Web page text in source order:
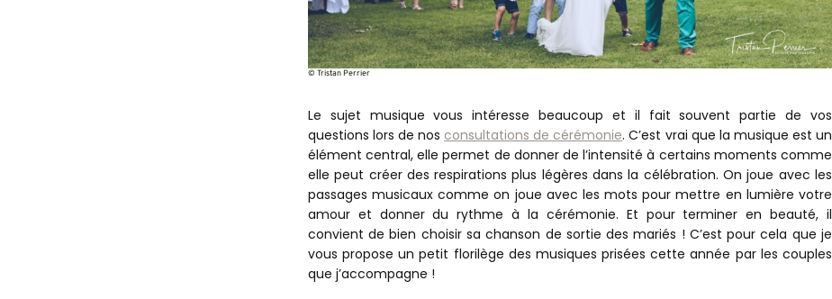
© Tristan Perrier
Le sujet musique vous intéresse beaucoup et il fait souvent partie de vos
questions lors de nos consultations de cérémonie. C’est vrai que la musique est un
élément central, elle permet de donner de l’intensité à certains moments comme
elle peut créer des respirations plus légères dans la célébration. On joue avec les
passages musicaux comme on joue avec les mots pour mettre en lumière votre
amour et donner du rythme à la cérémonie. Et pour terminer en beauté, il
convient de bien choisir sa chanson de sortie des mariés ! C’est pour cela que je
vous propose un petit florilège des musiques prisées cette année par les couples
que j’accompagne !